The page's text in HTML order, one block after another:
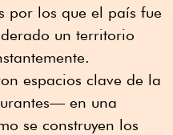
por los que el país fue
un territorio
espacios clave de la
en una
se construyen los